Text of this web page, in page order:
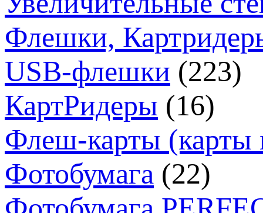
Флешки,
USB-флешки (223)
КартРидеры (16)
Флеш-карты (карты
Фотобумага (22)